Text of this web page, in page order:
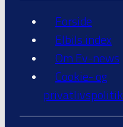
Forside
Elbils index
Om Ev-news
Cookie- og
privatlivspolitik